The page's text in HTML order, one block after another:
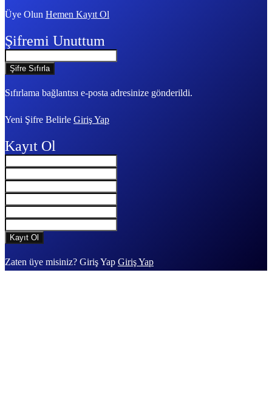
Üye Olun Hemen Kayıt Ol
Şifremi Unuttum
Sıfırlama bağlantısı e-posta adresinize gönderildi.
Yeni Şifre Belirle Giriş Yap
Kayıt Ol
Zaten üye misiniz? Giriş Yap Giriş Yap